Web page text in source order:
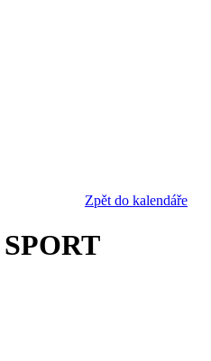
Zpět do kalendáře